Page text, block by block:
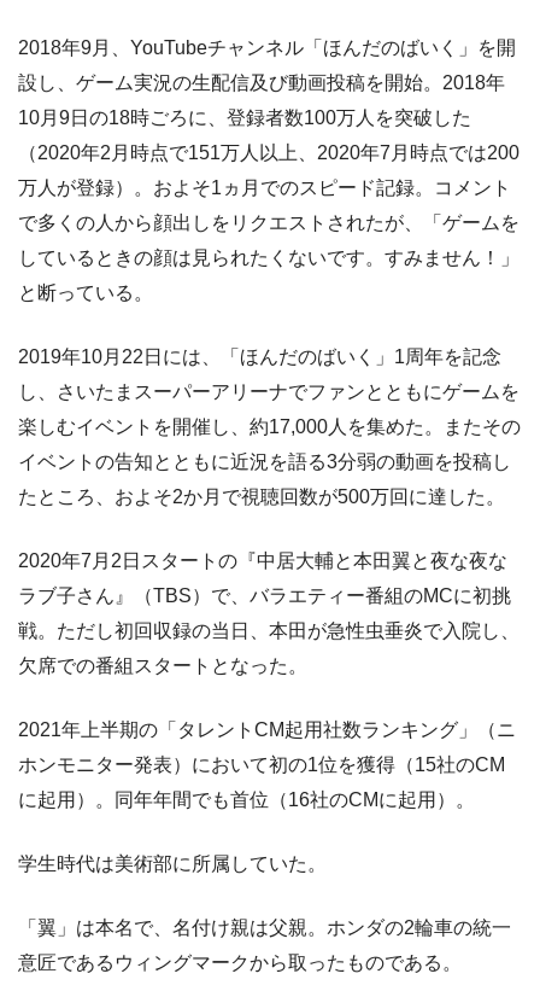
2018年9月、YouTubeチャンネル「ほんだのばいく」を開
設し、ゲーム実況の生配信及び動画投稿を開始。2018年
10月9日の18時ごろに、登録者数100万人を突破した
（2020年2月時点で151万人以上、2020年7月時点では200
万人が登録）。およそ1ヵ月でのスピード記録。コメント
で多くの人から顔出しをリクエストされたが、「ゲームを
しているときの顔は見られたくないです。すみません！」
と断っている。
2019年10月22日には、「ほんだのばいく」1周年を記念
し、さいたまスーパーアリーナでファンとともにゲームを
楽しむイベントを開催し、約17,000人を集めた。またその
イベントの告知とともに近況を語る3分弱の動画を投稿し
たところ、およそ2か月で視聴回数が500万回に達した。
2020年7月2日スタートの『中居大輔と本田翼と夜な夜な
ラブ子さん』（TBS）で、バラエティー番組のMCに初挑
戦。ただし初回収録の当日、本田が急性虫垂炎で入院し、
欠席での番組スタートとなった。
2021年上半期の「タレントCM起用社数ランキング」（ニ
ホンモニター発表）において初の1位を獲得（15社のCM
に起用）。同年年間でも首位（16社のCMに起用）。
学生時代は美術部に所属していた。
「翼」は本名で、名付け親は父親。ホンダの2輪車の統一
意匠であるウィングマークから取ったものである。